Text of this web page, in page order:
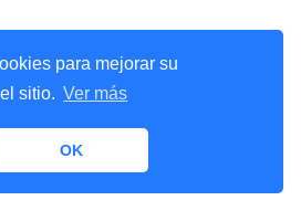
para mejorar su
sitio. Ver más
OK